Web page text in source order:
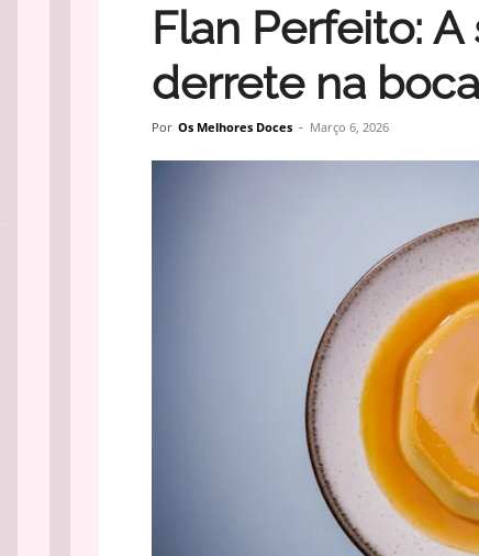
Flan Perfeito:
derrete na boca
Por Os Melhores Doces - Março 6, 2026